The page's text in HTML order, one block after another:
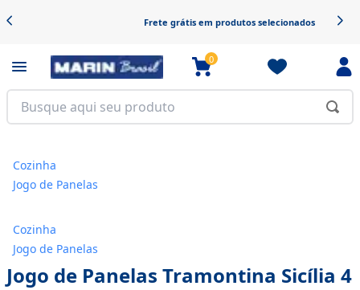
Frete grátis em produtos selecionados
0
Cozinha
Jogo de Panelas
Cozinha
Jogo de Panelas
Jogo de Panelas Tramontina Sicília 4